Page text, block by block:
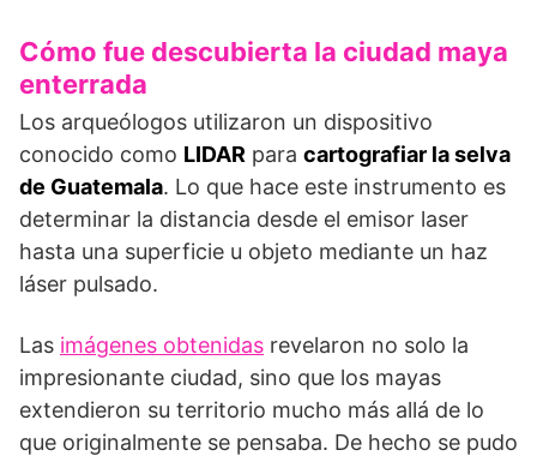
Cómo fue descubierta la ciudad maya
enterrada
Los arqueólogos utilizaron un dispositivo
conocido como LIDAR para cartografiar la selva
de Guatemala. Lo que hace este instrumento es
determinar la distancia desde el emisor laser
hasta una superficie u objeto mediante un haz
láser pulsado.
Las imágenes obtenidas revelaron no solo la
impresionante ciudad, sino que los mayas
extendieron su territorio mucho más allá de lo
que originalmente se pensaba. De hecho se pudo